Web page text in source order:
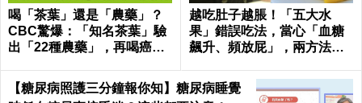
喝「茶葉」還是「農藥」？
CBC驚爆：「知名茶葉」驗
出「22種農藥」，再喝癌
日健康 Health
越吃肚子越脹！「五大水
果」錯誤吃法，當心「血糖
飆升、頻放屁」，兩方法有
【糖尿病照護三分鐘報你知】糖尿病睡覺